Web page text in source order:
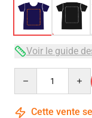
Voir le guide
Cette vente